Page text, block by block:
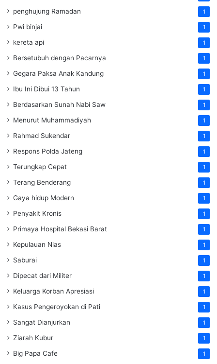
penghujung Ramadan 1
Pwi binjai 1
kereta api 1
Bersetubuh dengan Pacarnya 1
Gegara Paksa Anak Kandung 1
Ibu Ini Dibui 13 Tahun 1
Berdasarkan Sunah Nabi Saw 1
Menurut Muhammadiyah 1
Rahmad Sukendar 1
Respons Polda Jateng 1
Terungkap Cepat 1
Terang Benderang 1
Gaya hidup Modern 1
Penyakit Kronis 1
Primaya Hospital Bekasi Barat 1
Kepulauan Nias 1
Saburai 1
Dipecat dari Militer 1
Keluarga Korban Apresiasi 1
Kasus Pengeroyokan di Pati 1
Sangat Dianjurkan 1
Ziarah Kubur 1
Big Papa Cafe 1